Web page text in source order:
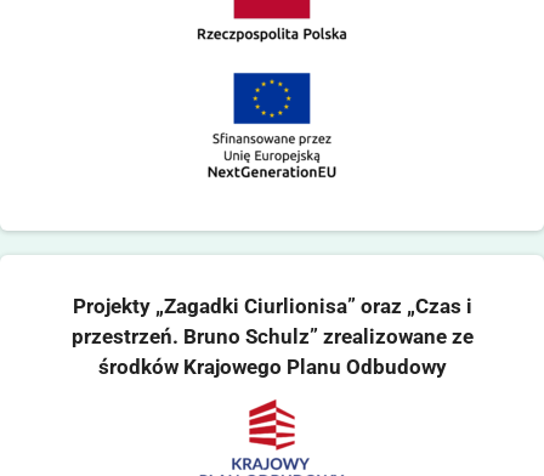
Projekty „Zagadki Ciurlionisa” oraz „Czas i
przestrzeń. Bruno Schulz” zrealizowane ze
środków Krajowego Planu Odbudowy